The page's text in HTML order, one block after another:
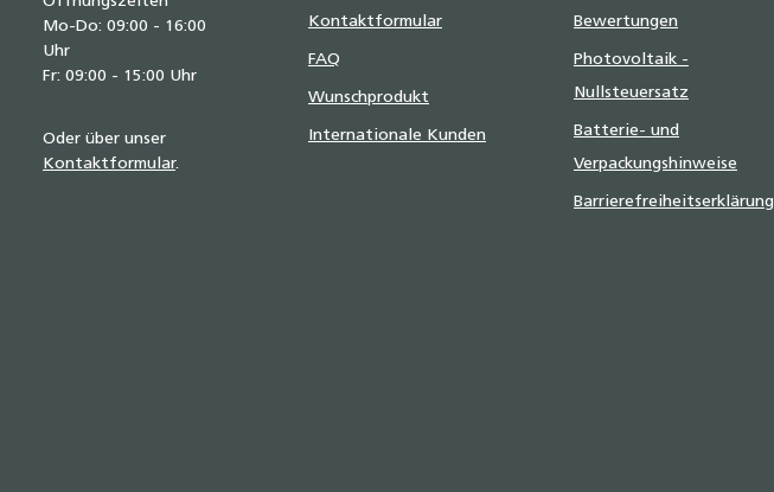
Mo-Do: 09:00 - 16:00
Uhr
Fr: 09:00 - 15:00 Uhr
Oder über unser
Kontaktformular.
Kontaktformular
FAQ
Wunschprodukt
Internationale Kunden
Bewertungen
Photovoltaik -
Nullsteuersatz
Batterie- und
Verpackungshinweise
Barrierefreiheitserklärung